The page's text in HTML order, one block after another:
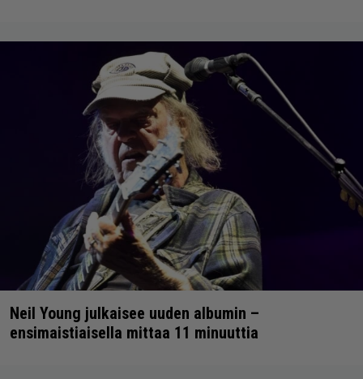
Neil Young julkaisee uuden albumin –
ensimaistiaisella mittaa 11 minuuttia